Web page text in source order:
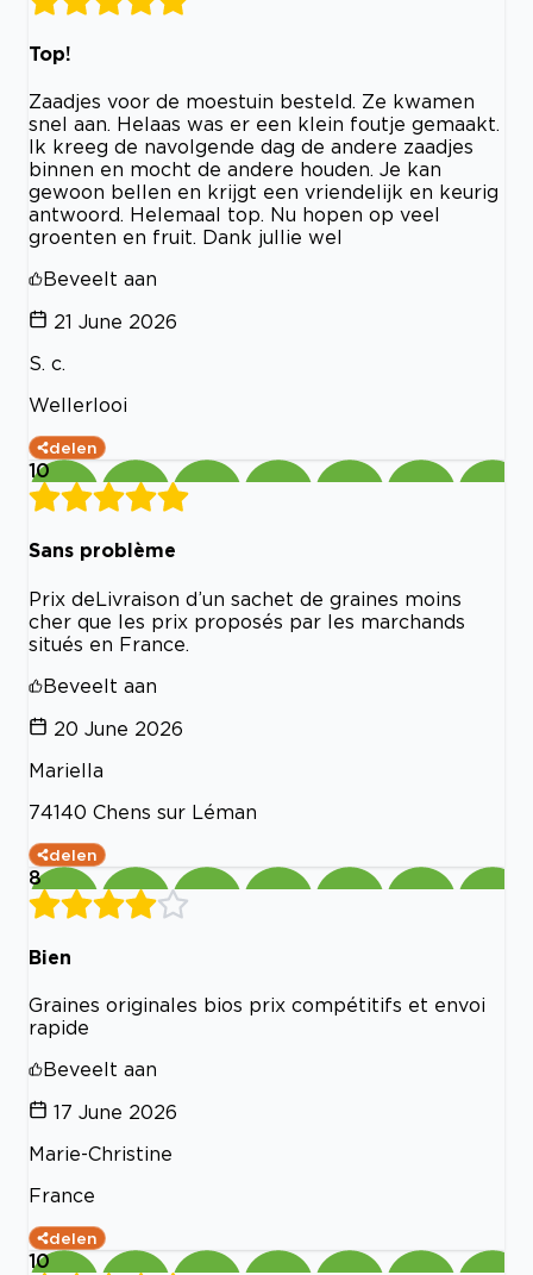
Top!
Zaadjes voor de moestuin besteld. Ze kwamen
snel aan. Helaas was er een klein foutje gemaakt.
Ik kreeg de navolgende dag de andere zaadjes
binnen en mocht de andere houden. Je kan
gewoon bellen en krijgt een vriendelijk en keurig
antwoord. Helemaal top. Nu hopen op veel
groenten en fruit. Dank jullie wel
Beveelt aan
21 June 2026
S. c.
Wellerlooi
delen
10
Sans problème
Prix deLivraison d’un sachet de graines moins
cher que les prix proposés par les marchands
situés en France.
Beveelt aan
20 June 2026
Mariella
74140 Chens sur Léman
delen
8
Bien
Graines originales bios prix compétitifs et envoi
rapide
Beveelt aan
17 June 2026
Marie-Christine
France
delen
10